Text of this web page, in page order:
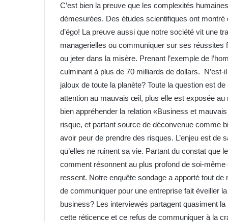
C’est bien la preuve que les complexités
démesurées. Des études scientifiques ont
d’égo! La preuve aussi que notre société vit une
managerielles ou communiquer sur ses
ou jeter dans la misère. Prenant l’exemple de
culminant à plus de 70 milliards de dollars.
jaloux de toute la planète? Toute la question est
attention au mauvais œil, plus elle est exposée
bien appréhender la relation «Business et
risque, et partant source de déconvenue comme
avoir peur de prendre des risques. L’enjeu est
qu’elles ne ruinent sa vie. Partant du constat que
comment résonnent au plus profond de soi-
ressent. Notre enquête sondage a apporté tout
de communiquer pour une entreprise fait éveiller
business? Les interviewés partagent quasiment
cette réticence et ce refus de communiquer à la